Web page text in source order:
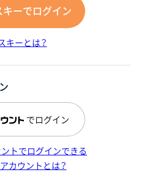
キーでログイン
キーとは？
でログイン
トでログインできる
カウントとは？